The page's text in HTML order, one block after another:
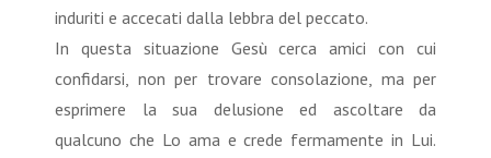
induriti e accecati dalla lebbra del peccato.
In questa situazione Gesù cerca amici con cui
confidarsi, non per trovare consolazione, ma per
esprimere la sua delusione ed ascoltare da
qualcuno che Lo ama e crede fermamente in Lui.